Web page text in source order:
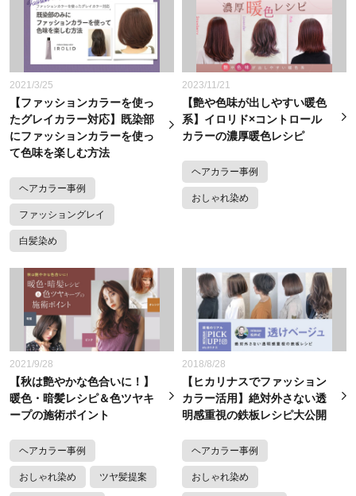
2021/3/25
【ファッションカラーを使っ
たグレイカラー対応】既染部
にファッションカラーを使っ
て色味を楽しむ方法
ヘアカラー事例
ファッショングレイ
白髪染め
2023/11/21
【艶や色味が出しやすい暖色
系】イロリド×コントロール
カラーの濃厚暖色レシピ
ヘアカラー事例
おしゃれ染め
2021/9/28
【秋は艶やかな色合いに！】
暖色・暗髪レシピ＆色ツヤキ
ープの施術ポイント
ヘアカラー事例
おしゃれ染め ツヤ髪提案
2018/8/28
【ヒカリナスでファッション
カラー活用】絶対外さない透
明感重視の鉄板レシピ大公開
ヘアカラー事例
おしゃれ染め